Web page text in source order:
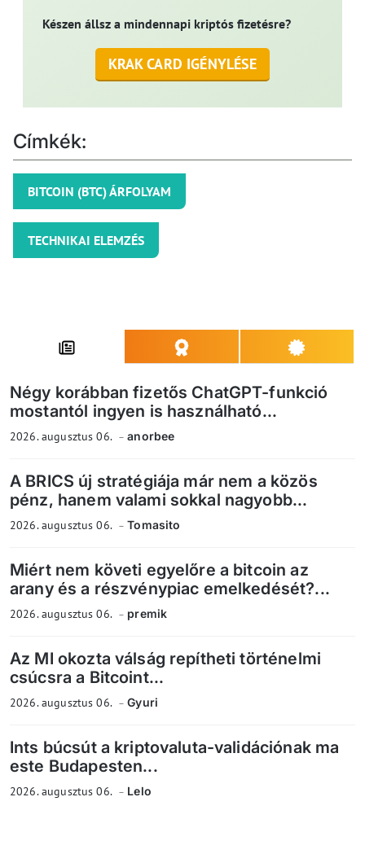
Készen állsz a mindennapi kriptós fizetésre?
KRAK CARD IGÉNYLÉSE
Címkék:
BITCOIN (BTC) ÁRFOLYAM
TECHNIKAI ELEMZÉS
Négy korábban fizetős ChatGPT-funkció
mostantól ingyen is használható...
2026. augusztus 06. anorbee
A BRICS új stratégiája már nem a közös
pénz, hanem valami sokkal nagyobb...
2026. augusztus 06. Tomasito
Miért nem követi egyelőre a bitcoin az
arany és a részvénypiac emelkedését?...
2026. augusztus 06. premik
Az MI okozta válság repítheti történelmi
csúcsra a Bitcoint...
2026. augusztus 06. Gyuri
Ints búcsút a kriptovaluta-validációnak ma
este Budapesten...
2026. augusztus 06. Lelo